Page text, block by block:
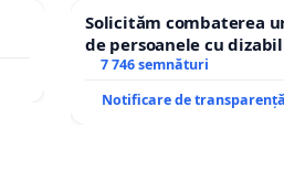
Solicităm combaterea
de persoanele cu
7 746 semnături
Notificare de transparență